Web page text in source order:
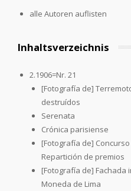
alle Autoren auflisten
Inhaltsverzeichnis
2.1906=Nr. 21
[Fotografía de]
destruídos
Serenata
Crónica parisiense
[Fotografía de]
Repartición de premios
[Fotografía de] Fachada
Moneda de Lima